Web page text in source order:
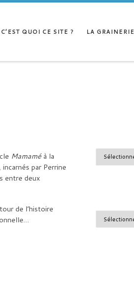
C’EST QUOI CE SITE ? LA GRAINERIE
Mamaméà la
par Perrine
entre deux
de l’histoire